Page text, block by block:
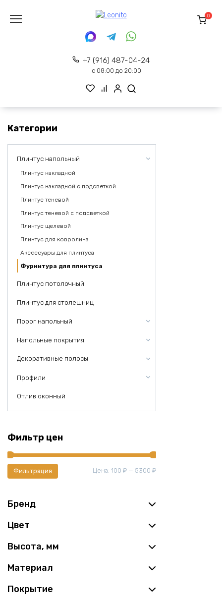
содержанию
+7 (916) 487-04-24
с 08:00 до 20:00
0
Категории
Плинтус напольный
Плинтус накладной
Плинтус накладной с подсветкой
Плинтус теневой
Плинтус теневой с подсветкой
Плинтус щелевой
Плинтус для ковролина
Аксессуары для плинтуса
Фурнитура для плинтуса
Плинтус потолочный
Плинтус для столешниц
Порог напольный
Напольные покрытия
Декоративные полосы
Профили
Отлив оконный
Фильтр цен
Минимальная
Максимальная
Фильтрация Цена: 100 ₽ — 5300 ₽
Бренд
Цвет
Высота, мм
Материал
Покрытие